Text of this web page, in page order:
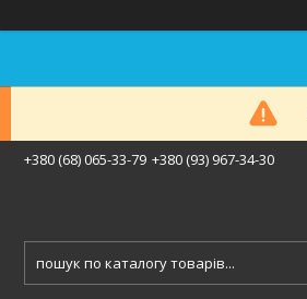
+380 (68) 065-33-79 +380 (93) 967-34-30